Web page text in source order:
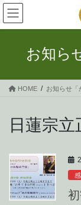
コ
ン
テ
ス
ナ
ビ
ゲ
ン
お知ら
HOME お知らせ「
日蓮宗立